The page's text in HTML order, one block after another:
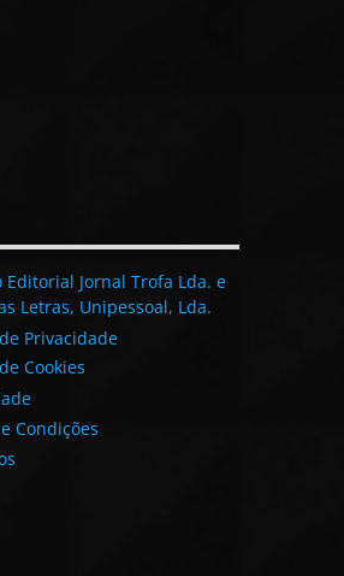
Editorial Jornal Trofa Lda. e
Letras, Unipessoal, Lda.
Privacidade
Cookies
Condições